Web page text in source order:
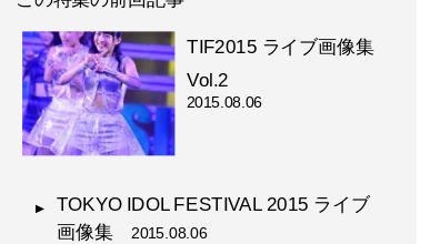
TIF2015 ライブ画像集
Vol.2
2015.08.06
TOKYO IDOL FESTIVAL 2015 ライブ
画像集2015.08.06